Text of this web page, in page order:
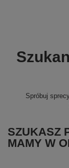
Spróbuj
SZUKASZ
MAMY W